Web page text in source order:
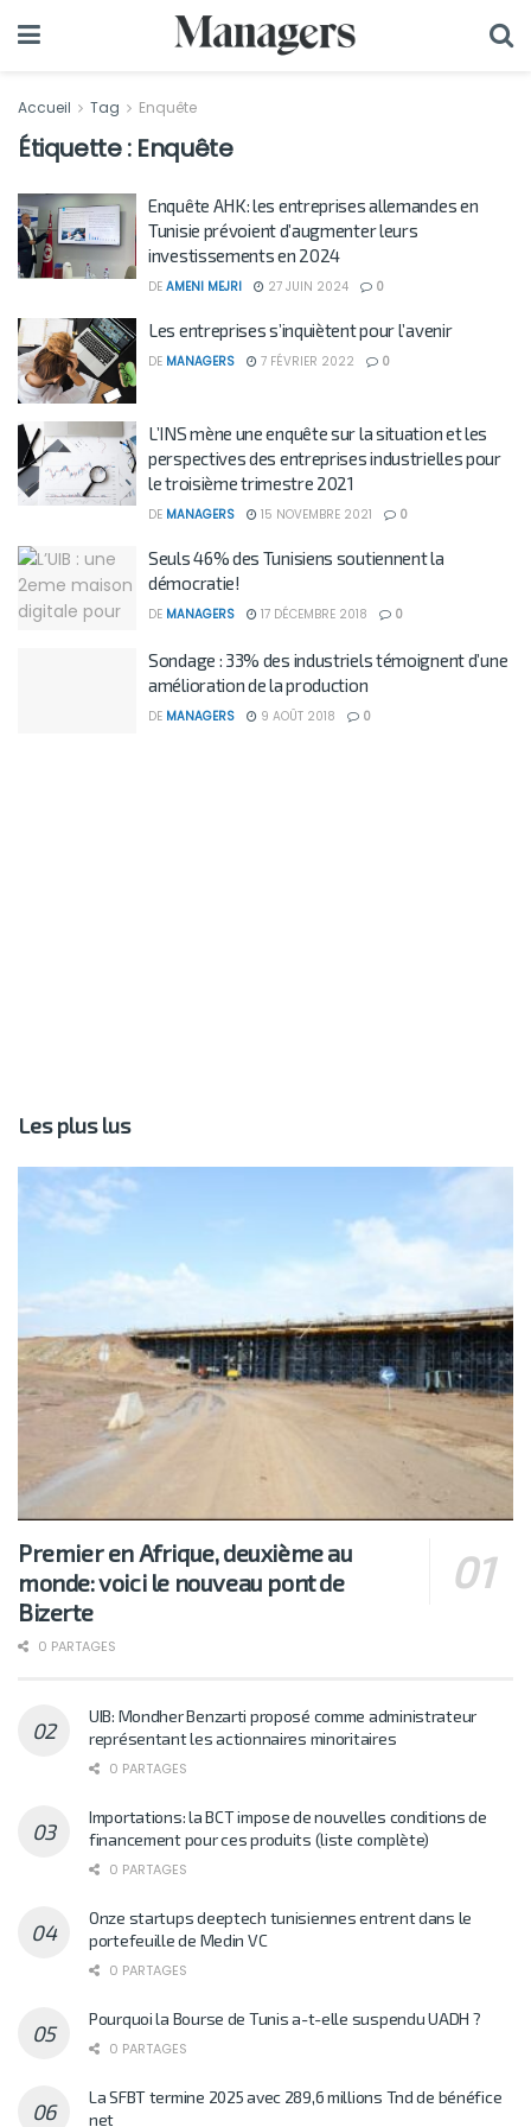
Accueil Tag Enquête
Étiquette : Enquête
Enquête AHK: les entreprises allemandes en
Tunisie prévoient d’augmenter leurs
investissements en 2024
DE AMENI MEJRI 27 JUIN 2024 0
Les entreprises s’inquiètent pour l’avenir
DE MANAGERS 7 FÉVRIER 2022 0
L’INS mène une enquête sur la situation et les
perspectives des entreprises industrielles pour
le troisième trimestre 2021
DE MANAGERS 15 NOVEMBRE 2021 0
Seuls 46% des Tunisiens soutiennent la
démocratie!
DE MANAGERS 17 DÉCEMBRE 2018 0
Sondage : 33% des industriels témoignent d’une
amélioration de la production
DE MANAGERS 9 AOÛT 2018 0
Les plus lus
Premier en Afrique, deuxième au
monde: voici le nouveau pont de
Bizerte
0 PARTAGES
UIB: Mondher Benzarti proposé comme administrateur
représentant les actionnaires minoritaires
0 PARTAGES
Importations: la BCT impose de nouvelles conditions de
financement pour ces produits (liste complète)
0 PARTAGES
Onze startups deeptech tunisiennes entrent dans le
portefeuille de Medin VC
0 PARTAGES
Pourquoi la Bourse de Tunis a-t-elle suspendu UADH ?
0 PARTAGES
La SFBT termine 2025 avec 289,6 millions Tnd de bénéfice
net